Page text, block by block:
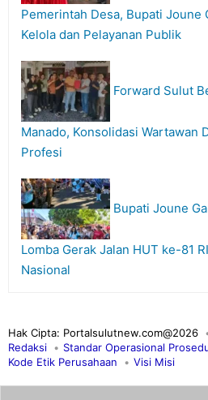
Pemerintah Desa, Bupati Joune
Kelola dan Pelayanan Publik
Forward Sulut
Manado, Konsolidasi Wartawan
Profesi
Bupati Joune
Lomba Gerak Jalan HUT ke-81
Nasional
Hak Cipta: Portalsulutnew.com@2026
Redaksi
Standar Operasional
Kode Etik Perusahaan
Visi Misi